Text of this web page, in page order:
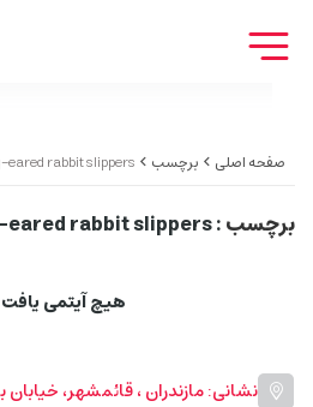
صفحه اصلی برچسب eared rabbit slippers
برچسب: Long-eared rabbit slippers
هیچ آیتمی
نشانی: مازندران ، قائمشهر، خیابان